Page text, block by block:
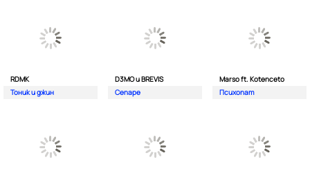
RDMK
Тоник и джин
D3MO и BREVIS
Сепаре
Marso ft. Kotenceto
Психопат